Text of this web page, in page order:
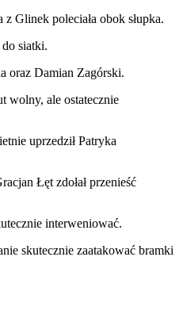
Glinek poleciała obok słupka.
siatki.
oraz Damian Zagórski.
wolny, ale ostatecznie
uprzedził Patryka
Łęt zdołał przenieść
interweniować.
skutecznie zaatakować bramki